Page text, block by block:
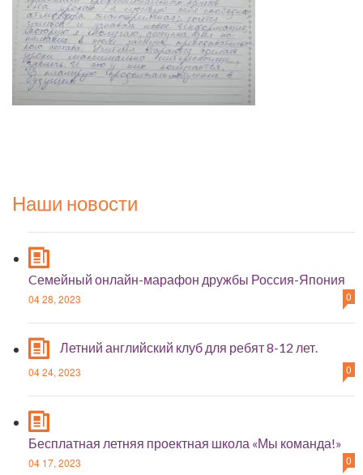
Наши новости
Cемейный онлайн-марафон дружбы Россия-Япония
04 28, 2023 0
Летний английский клуб для ребят 8-12 лет.
04 24, 2023 0
Бесплатная летняя проектная школа «Мы команда!»
04 17, 2023 0